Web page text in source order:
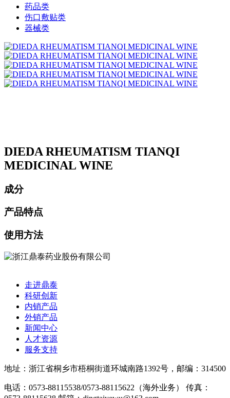
药品类
伤口敷贴类
器械类
DIEDA RHEUMATISM TIANQI
MEDICINAL WINE
成分
产品特点
使用方法
走进鼎泰
科研创新
内销产品
外销产品
新闻中心
人才资源
服务支持
地址：浙江省桐乡市梧桐街道环城南路1392号，邮编：314500
电话：0573-88115538/0573-88115622（海外业务） 传真：